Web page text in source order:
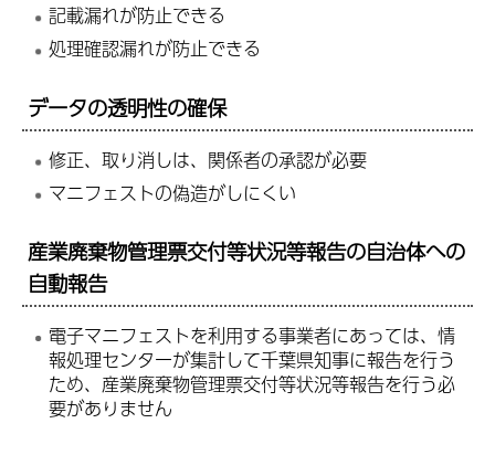
記載漏れが防止できる
処理確認漏れが防止できる
データの透明性の確保
修正、取り消しは、関係者の承認が必要
マニフェストの偽造がしにくい
産業廃棄物管理票交付等状況等報告の自治体への
自動報告
電子マニフェストを利用する事業者にあっては、情
報処理センターが集計して千葉県知事に報告を行う
ため、産業廃棄物管理票交付等状況等報告を行う必
要がありません